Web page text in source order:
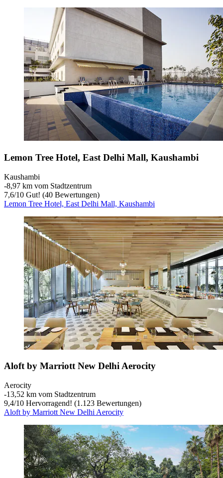
Lemon Tree Hotel, East Delhi Mall, Kaushambi
Kaushambi
‐8,97 km vom Stadtzentrum
7,6/10 Gut! (40 Bewertungen)
Lemon Tree Hotel, East Delhi Mall, Kaushambi
Aloft by Marriott New Delhi Aerocity
Aerocity
‐13,52 km vom Stadtzentrum
9,4/10 Hervorragend! (1.123 Bewertungen)
Aloft by Marriott New Delhi Aerocity